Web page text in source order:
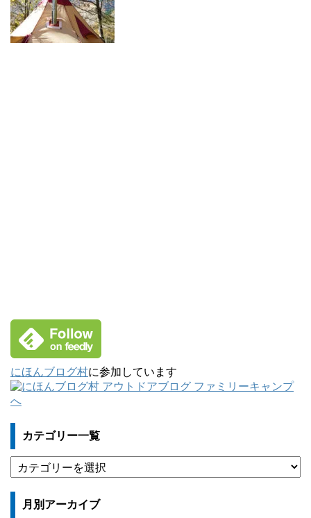
にほんブログ村に参加しています
カテゴリー一覧
テ
ゴ
月別アーカイブ